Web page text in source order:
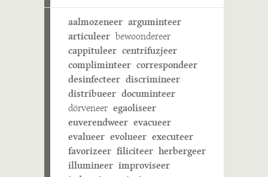
aalmozeneer arguminteer
articuleer bewoondereer
cappituleer centrifuzjeer
compliminteer correspondeer
desinfecteer discrimineer
distribueer documinteer
dörveneer egaoliseer
euverendweer evacueer
evalueer evolueer executeer
favorizeer filiciteer herbergeer
illumineer improviseer